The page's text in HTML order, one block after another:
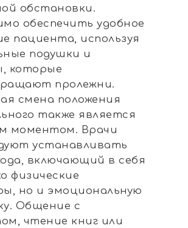
обстановки.
обеспечить удобное
пациента, используя
подушки и
которые
пролежни.
смена положения
также является
моментом. Врачи
устанавливать
включающий в себя
физические
но и эмоциональную
Общение с
чтение книг или